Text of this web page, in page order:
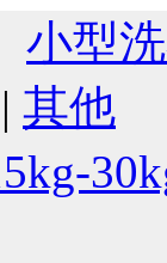
小型
| 其他